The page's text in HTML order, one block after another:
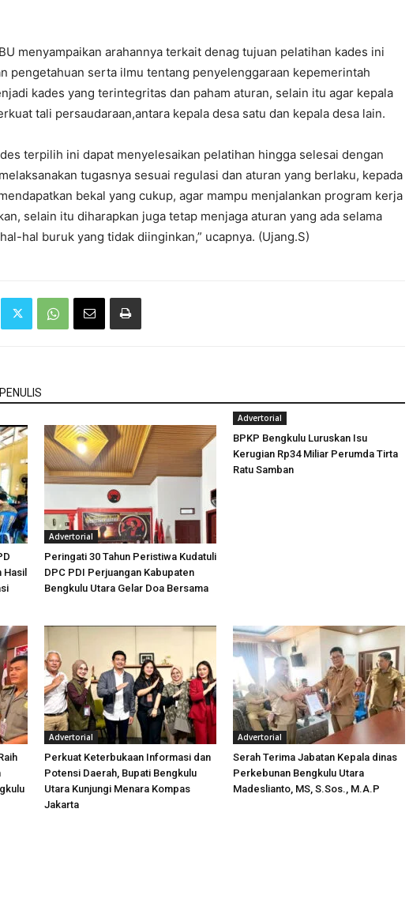
menyampaikan arahannya terkait denag tujuan pelatihan kades ini
pengetahuan serta ilmu tentang penyelenggaraan kepemerintah
kades yang terintegritas dan paham aturan, selain itu agar kepala
tali persaudaraan,antara kepala desa satu dan kepala desa lain.
terpilih ini dapat menyelesaikan pelatihan hingga selesai dengan
tugasnya sesuai regulasi dan aturan yang berlaku, kepada
bekal yang cukup, agar mampu menjalankan program kerja
selain itu diharapkan juga tetap menjaga aturan yang ada selama
hal buruk yang tidak diinginkan,” ucapnya. (Ujang.S)
Hasil
Advertorial
Peringati 30 Tahun Peristiwa Kudatuli
DPC PDI Perjuangan Kabupaten
Bengkulu Utara Gelar Doa Bersama
Advertorial
BPKP Bengkulu Luruskan Isu
Kerugian Rp34 Miliar Perumda Tirta
Ratu Samban
Advertorial
Perkuat Keterbukaan Informasi dan
Potensi Daerah, Bupati Bengkulu
Utara Kunjungi Menara Kompas
Jakarta
Advertorial
Serah Terima Jabatan Kepala dinas
Perkebunan Bengkulu Utara
Madeslianto, MS, S.Sos., M.A.P